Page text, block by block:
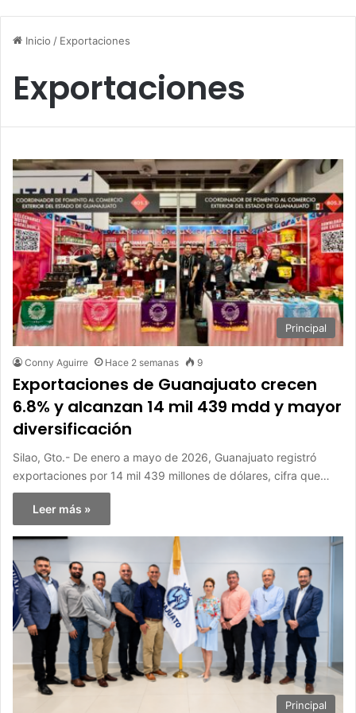
Inicio / Exportaciones
Exportaciones
Principal
Conny Aguirre Hace 2 semanas 9
Exportaciones de Guanajuato crecen
6.8% y alcanzan 14 mil 439 mdd y mayor
diversificación
Silao, Gto.- De enero a mayo de 2026, Guanajuato registró
exportaciones por 14 mil 439 millones de dólares, cifra que…
Leer más »
Principal